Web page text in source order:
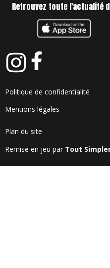
Retrouvez toute l'actualité
Politique de confidentialité
Mentions légales
Plan du site
Remise en jeu par Tout